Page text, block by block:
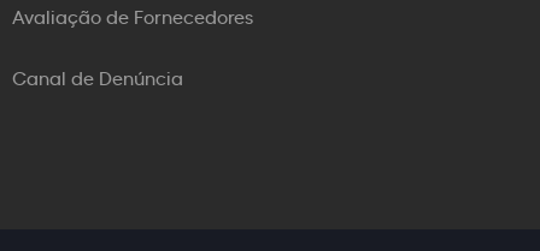
Avaliação de Fornecedores
Canal de Denúncia